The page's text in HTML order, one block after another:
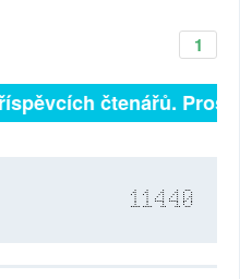
1
čtenářů.
11440